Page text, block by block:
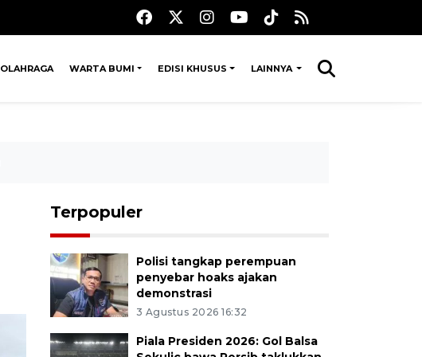
OLAHRAGA WARTA BUMI EDISI KHUSUS LAINNYA
Terpopuler
Polisi tangkap perempuan
penyebar hoaks ajakan
demonstrasi
3 Agustus 2026 16:32
Piala Presiden 2026: Gol Balsa